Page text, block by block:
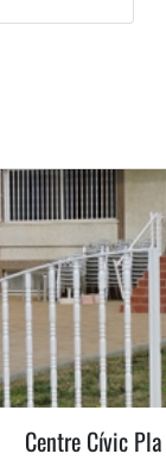
Centre Cívic